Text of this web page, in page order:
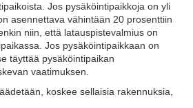
Jos pysäköintipaikkoja on yli
asennettava vähintään 20 prosenttiin
niin, että latauspistevalmius on
Jos pysäköintipaikkaan on
täyttää pysäköintipaikan
vaatimuksen.
koskee sellaisia rakennuksia,